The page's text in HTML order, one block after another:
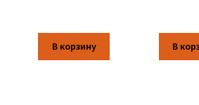
В корзину В